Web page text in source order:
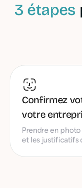
3 étapes
Confirmez
votre
Prendre en
et les justificatifs